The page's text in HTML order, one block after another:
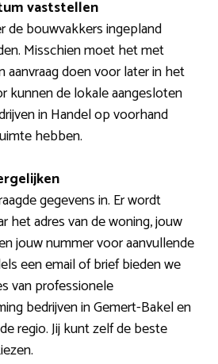
vaststellen
de bouwvakkers ingepland
Misschien moet het met
aanvraag doen voor later in het
kunnen de lokale aangesloten
in Handel op voorhand
hebben.
gegevens in. Er wordt
het adres van de woning, jouw
jouw nummer voor aanvullende
een email of brief bieden we
van professionele
bedrijven in Gemert-Bakel en
regio. Jij kunt zelf de beste